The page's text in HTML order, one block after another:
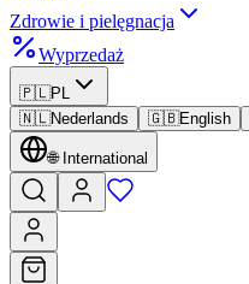
Zdrowie i pielęgnacja
Wyprzedaż
🇵🇱PL
🇳🇱Nederlands 🇬🇧English
🌐 International